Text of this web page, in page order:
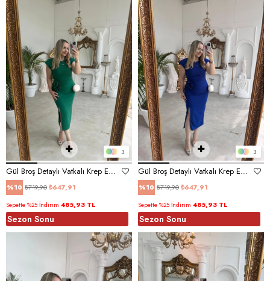
3
Gül Broş Detaylı Vatkalı Krep Elbise Yeşil
%10 ₺647,91
₺719,90
Sepette %25 İndirim 485,93 TL
Sezon Sonu
3
Gül Broş Detaylı Vatkalı Krep Elbise Saks Mavi
%10 ₺647,91
₺719,90
Sepette %25 İndirim 485,93 TL
Sezon Sonu